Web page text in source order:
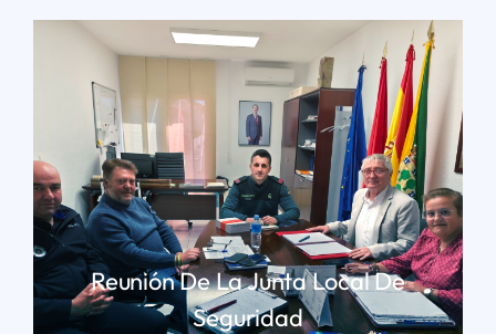
Reunión De La Junta Local De
Seguridad